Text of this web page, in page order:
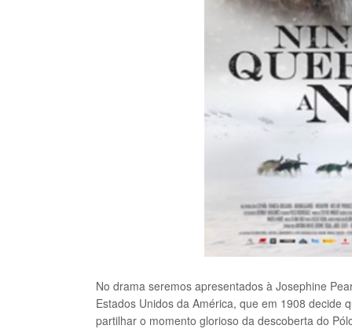
No drama seremos apresentados à Josephine
Estados Unidos da América, que em 1908 decide
partilhar o momento glorioso da descoberta do